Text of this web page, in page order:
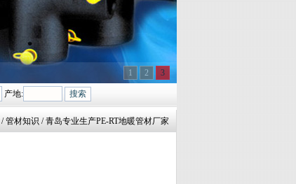
1 2 3
产地:
/ 管材知识 / 青岛专业生产PE-RT地暖管材厂家